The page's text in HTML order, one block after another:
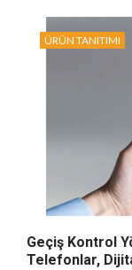
ÜRÜN TANITIMI
Geçiş Kontrol
Telefonlar,